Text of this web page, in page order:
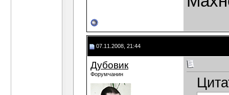
07.11.2008, 21:44
Дубовик
Форумчанин